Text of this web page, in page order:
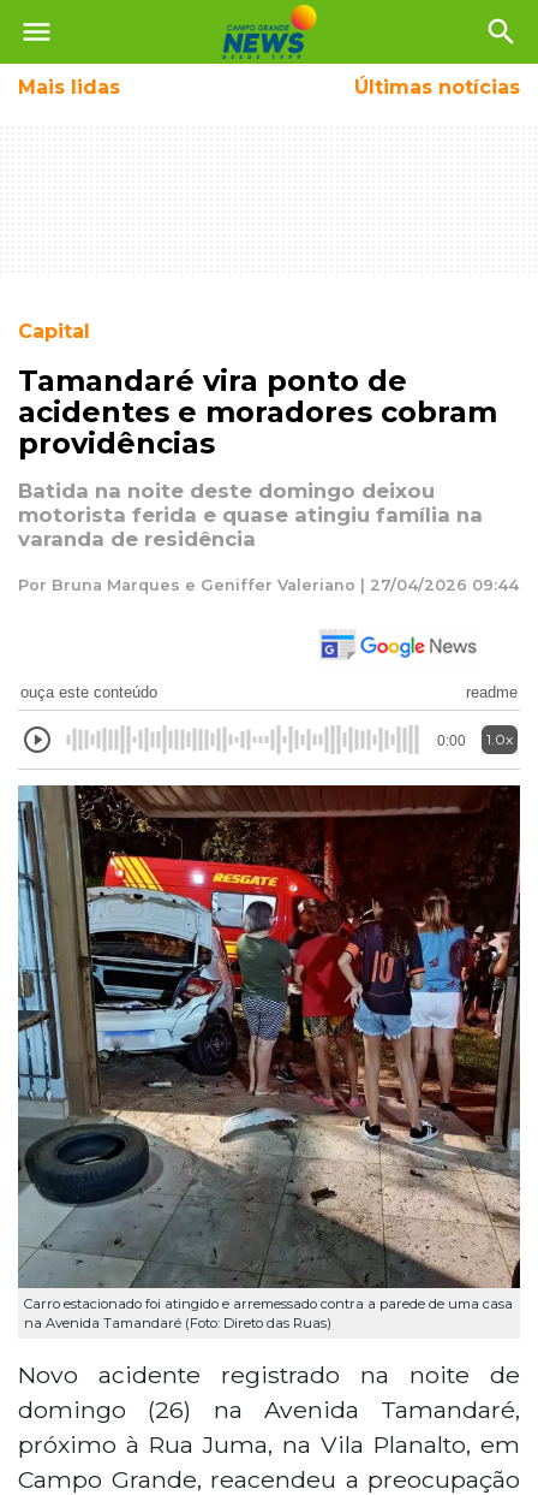
menu search
Mais lidas Últimas notícias
Capital
Tamandaré vira ponto de
acidentes e moradores cobram
providências
Batida na noite deste domingo deixou
motorista ferida e quase atingiu família na
varanda de residência
Por Bruna Marques e Geniffer Valeriano | 27/04/2026 09:44
ouça este conteúdo readme
0:00 1.0x
Carro estacionado foi atingido e arremessado contra a parede de uma casa
na Avenida Tamandaré (Foto: Direto das Ruas)
Novo acidente registrado na noite de
domingo (26) na Avenida Tamandaré,
próximo à Rua Juma, na Vila Planalto, em
Campo Grande, reacendeu a preocupação